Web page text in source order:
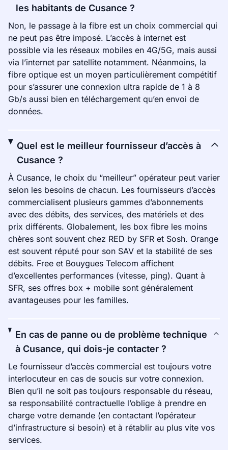
les habitants de Cusance ?
Non, le passage à la fibre est un choix commercial qui
ne peut pas être imposé. L’accès à internet est
possible via les réseaux mobiles en 4G/5G, mais aussi
via l’internet par satellite notamment. Néanmoins, la
fibre optique est un moyen particulièrement compétitif
pour s’assurer une connexion ultra rapide de 1 à 8
Gb/s aussi bien en téléchargement qu’en envoi de
données.
Quel est le meilleur fournisseur d’accès à
Cusance ?
À Cusance, le choix du “meilleur” opérateur peut varier
selon les besoins de chacun. Les fournisseurs d’accès
commercialisent plusieurs gammes d’abonnements
avec des débits, des services, des matériels et des
prix différents. Globalement, les box fibre les moins
chères sont souvent chez RED by SFR et Sosh. Orange
est souvent réputé pour son SAV et la stabilité de ses
débits. Free et Bouygues Telecom affichent
d’excellentes performances (vitesse, ping). Quant à
SFR, ses offres box + mobile sont généralement
avantageuses pour les familles.
En cas de panne ou de problème technique
à Cusance, qui dois-je contacter ?
Le fournisseur d’accès commercial est toujours votre
interlocuteur en cas de soucis sur votre connexion.
Bien qu’il ne soit pas toujours responsable du réseau,
sa responsabilité contractuelle l’oblige à prendre en
charge votre demande (en contactant l’opérateur
d’infrastructure si besoin) et à rétablir au plus vite vos
services.